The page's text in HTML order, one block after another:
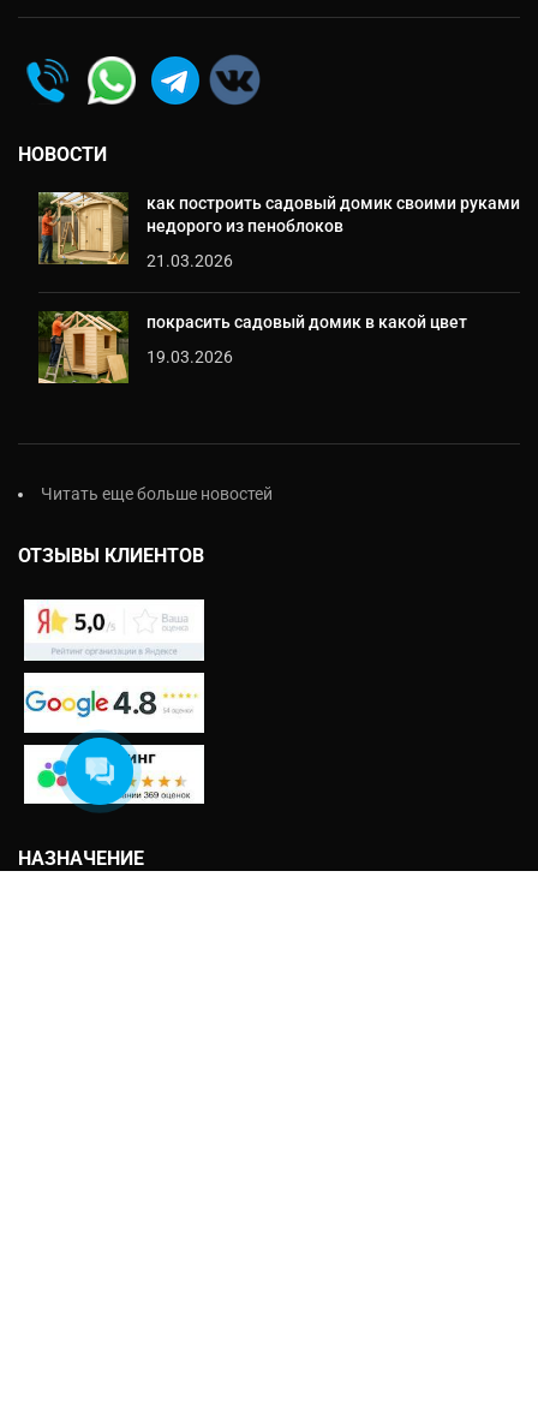
НОВОСТИ
как построить садовый домик своими руками
недорого из пеноблоков
21.03.2026
покрасить садовый домик в какой цвет
19.03.2026
Читать еще больше новостей
ОТЗЫВЫ КЛИЕНТОВ
НАЗНАЧЕНИЕ